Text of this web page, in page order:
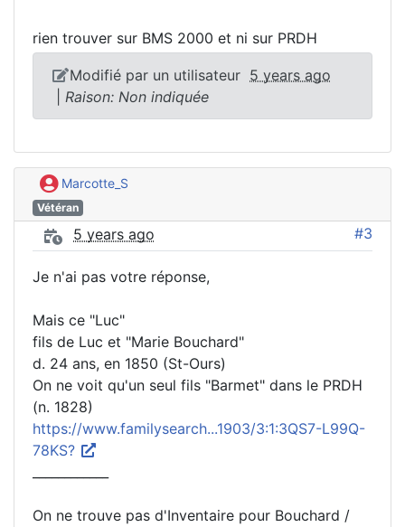
rien trouver sur BMS 2000 et ni sur PRDH
Modifié par un utilisateur 5 years ago
Raison: Non indiquée
Marcotte_S
Vétéran
5 years ago #3
Je n'ai pas votre réponse,
Mais ce "Luc"
fils de Luc et "Marie Bouchard"
d. 24 ans, en 1850 (St-Ours)
On ne voit qu'un seul fils "Barmet" dans le PRDH
(n. 1828)
https://www.familysearch...1903/3:1:3QS7-L99Q-
78KS?
On ne trouve pas d'Inventaire pour Bouchard /